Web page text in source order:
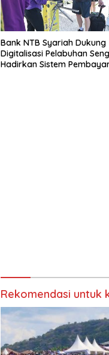
Bank NTB Syariah Dukung
Digitalisasi Pelabuhan
Hadirkan Sistem
Rekomendasi untuk